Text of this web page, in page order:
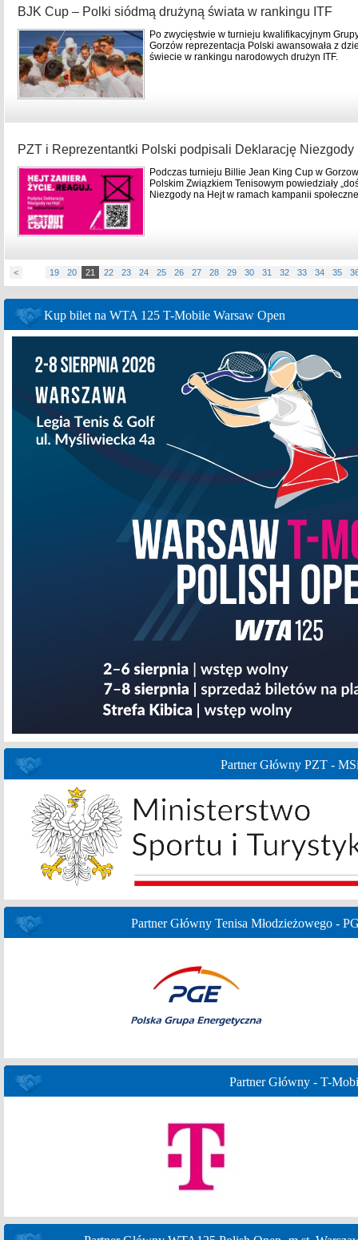
BJK Cup – Polki siódmą drużyną świata w rankingu ITF
Po zwycięstwie w turnieju kwalifikacyjnym
Gorzów reprezentacja Polski awansowała z
świecie w rankingu narodowych drużyn ITF.
PZT i Reprezentantki Polski podpisali Deklarację Niezgody
Podczas turnieju Billie Jean King Cup w
Polskim Związkiem Tenisowym powiedziały
Niezgody na Hejt w ramach kampanii
< 19 20 21 22 23 24 25 26 27 28 29 30 31 32 33 34 35
Kup bilet na WTA 125 T-Mobile Warsaw Open
Partner Główny PZT -
Partner Główny Tenisa Młodzieżowego -
Partner Główny - T-